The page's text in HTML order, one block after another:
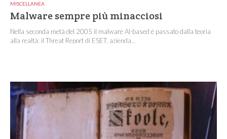
MISCELLANEA
Malware sempre più minacciosi
Nella seconda metà del 2005 il malware AI-based è passato dalla teoria
alla realtà: il Threat Report di ESET, azienda...